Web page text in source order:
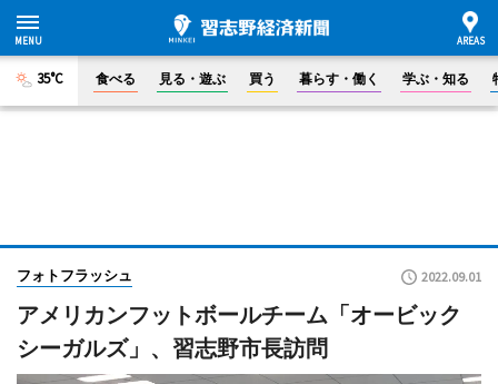
35°C 食べる 見る・遊ぶ 買う 暮らす・働く 学ぶ・知る
フォトフラッシュ 2022.09.01
アメリカンフットボールチーム「オービック
シーガルズ」、習志野市長訪問